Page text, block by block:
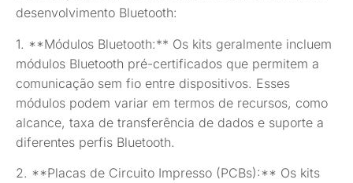
desenvolvimento Bluetooth:
1. **Módulos Bluetooth:** Os kits geralmente incluem
módulos Bluetooth pré-certificados que permitem a
comunicação sem fio entre dispositivos. Esses
módulos podem variar em termos de recursos, como
alcance, taxa de transferência de dados e suporte a
diferentes perfis Bluetooth.
2. **Placas de Circuito Impresso (PCBs):** Os kits